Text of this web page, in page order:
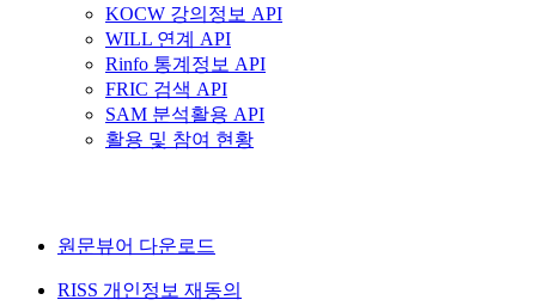
KOCW 강의정보 API
WILL 연계 API
Rinfo 통계정보 API
FRIC 검색 API
SAM 분석활용 API
활용 및 참여 현황
원문뷰어 다운로드
RISS 개인정보 재동의